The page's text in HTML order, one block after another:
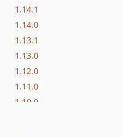
1.14.1
1.14.0
1.13.1
1.13.0
1.12.0
1.11.0
1.10.0